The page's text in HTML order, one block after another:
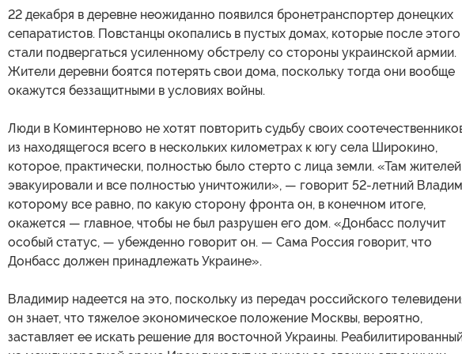
22 декабря в деревне неожиданно появился бронетранспортер донецких
сепаратистов. Повстанцы окопались в пустых домах, которые после этого
стали подвергаться усиленному обстрелу со стороны украинской армии.
Жители деревни боятся потерять свои дома, поскольку тогда они вообще
окажутся беззащитными в условиях войны.
Люди в Коминтерново не хотят повторить судьбу своих
из находящегося всего в нескольких километрах к югу села Широкино,
которое, практически, полностью было стерто с лица земли. «Там жителей
эвакуировали и все полностью уничтожили», — говорит 52-летний
которому все равно, по какую сторону фронта он, в конечном итоге,
окажется — главное, чтобы не был разрушен его дом. «Донбасс получит
особый статус, — убежденно говорит он. — Сама Россия говорит, что
Донбасс должен принадлежать Украине».
Владимир надеется на это, поскольку из передач российского
он знает, что тяжелое экономическое положение Москвы, вероятно,
заставляет ее искать решение для восточной Украины.